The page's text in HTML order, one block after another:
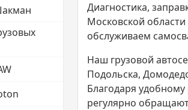
Диагностика,
Московской
обслуживаем
Наш грузовой
Подольска,
Благодаря
регулярно